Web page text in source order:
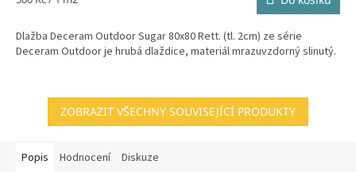
Dlažba Deceram Outdoor Sugar 80x80 Rett. (tl. 2cm) ze série
Deceram Outdoor je hrubá dlaždice, materiál mrazuvzdorný slinutý.
ZOBRAZIT VŠECHNY SOUVISEJÍCÍ PRODUKTY
Popis Hodnocení Diskuze